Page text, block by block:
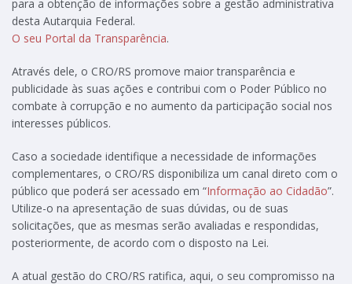
para a obtenção de informações sobre a gestão administrativa
desta Autarquia Federal.
O seu Portal da Transparência.
Através dele, o CRO/RS promove maior transparência e
publicidade às suas ações e contribui com o Poder Público no
combate à corrupção e no aumento da participação social nos
interesses públicos.
Caso a sociedade identifique a necessidade de informações
complementares, o CRO/RS disponibiliza um canal direto com o
público que poderá ser acessado em “Informação ao Cidadão”.
Utilize-o na apresentação de suas dúvidas, ou de suas
solicitações, que as mesmas serão avaliadas e respondidas,
posteriormente, de acordo com o disposto na Lei.
A atual gestão do CRO/RS ratifica, aqui, o seu compromisso na